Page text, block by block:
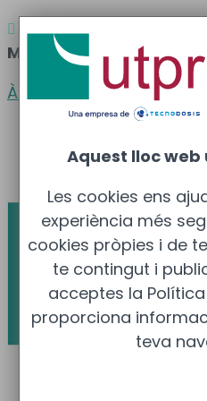
 Atenció al client
Madrid: 910 211 975
Àrea clients
Español
Aquest lloc
Les cookies ens
experiència més
cookies pròpies i de
te contingut i
acceptes la
proporciona
teva